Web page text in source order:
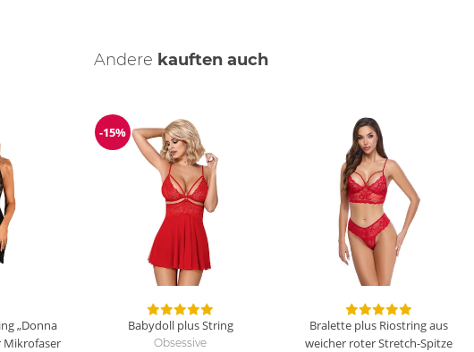
Andere kauften auch
„Donna
Mikrofaser
Reduzierung
-15%
Babydoll plus String
Obsessive
Bralette plus Riostring aus
weicher roter Stretch-Spitze